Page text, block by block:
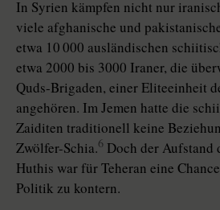
In Syrien kämpfen nicht nur
viele afghanische und
etwa 10 000 ausländischen
etwa 2000 bis 3000 Iraner, die
Quds-Brigaden, einer Eliteeinheit
angehören. Im Jemen hatte die
Zai­di­ten traditionell keine
Zwölfer-Schia.6 Doch der Aufstand
Huthis war für Teheran eine
Politik zu kontern.